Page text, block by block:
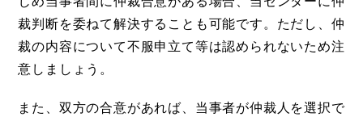
裁判断を委ねて解決することも可能です。ただし、仲
裁の内容について不服申立て等は認められないため注
意しましょう。
また、双方の合意があれば、当事者が仲裁人を選択で